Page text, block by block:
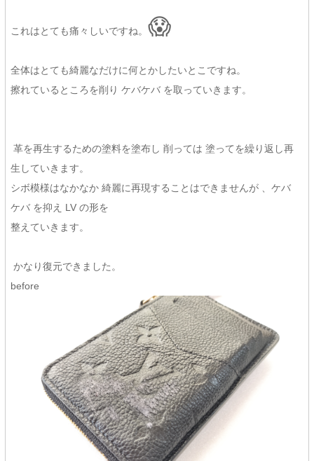
これはとても痛々しいですね。 😱
全体はとても綺麗なだけに何とかしたいとこですね。
擦れているところを削り ケバケバ を取っていきます。
革を再生するための塗料を塗布し 削っては 塗ってを繰り返し再
生していきます。
シボ模様はなかなか 綺麗に再現することはできませんが 、ケバ
ケバ を抑え LV の形を
整えていきます。
かなり復元できました。
before